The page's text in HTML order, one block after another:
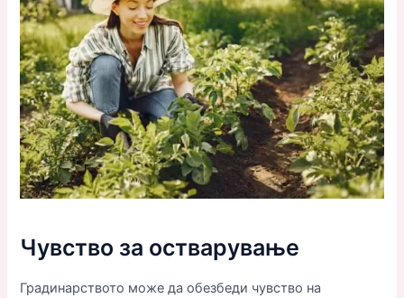
Чувство за остварување
Градинарството може да обезбеди чувство на